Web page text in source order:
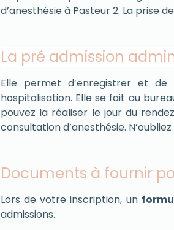
d’anesthésie à Pasteur 2. La prise
La pré admission
Elle permet d’enregistrer et
hospitalisation. Elle se fait au
pouvez la réaliser le jour du
consultation d’anesthésie.
Documents à fournir
Lors de votre inscription, un
admissions.